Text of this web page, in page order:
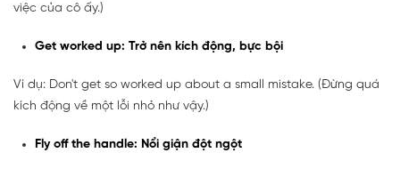
việc của cô ấy.)
Get worked up: Trở nên kích động, bực bội
Ví dụ: Don't get so worked up about a small mistake. (Đừng quá
kích động về một lỗi nhỏ như vậy.)
Fly off the handle: Nổi giận đột ngột